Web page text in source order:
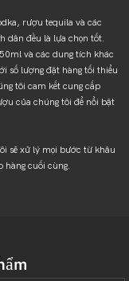
rượu tequila và các
dân đều là lựa chọn tốt.
và các dung tích khác
số lượng đặt hàng tối thiểu
tôi cam kết cung cấp
của chúng tôi để nổi bật
sẽ xử lý mọi bước từ khâu
hàng cuối cùng.